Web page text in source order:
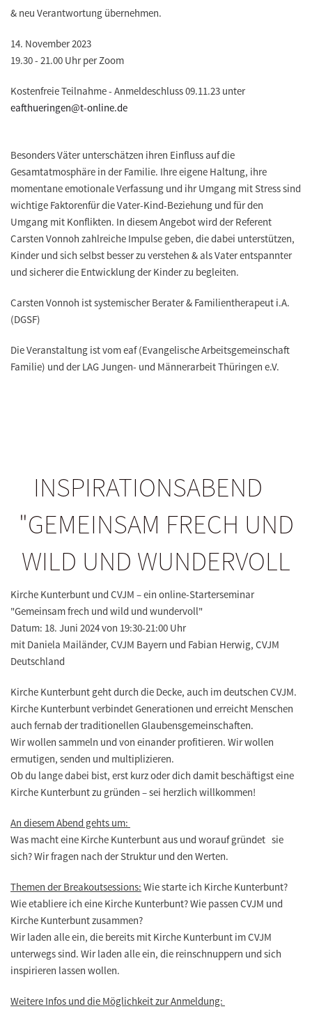
& neu Verantwortung übernehmen.
14. November 2023
19.30 - 21.00 Uhr per Zoom
Kostenfreie Teilnahme - Anmeldeschluss 09.11.23 unter
eafthueringen@t-online.de
Besonders Väter unterschätzen ihren Einfluss auf die
Gesamtatmosphäre in der Familie. Ihre eigene Haltung, ihre
momentane emotionale Verfassung und ihr Umgang mit Stress sind
wichtige Faktorenfür die Vater-Kind-Beziehung und für den
Umgang mit Konflikten. In diesem Angebot wird der Referent
Carsten Vonnoh zahlreiche Impulse geben, die dabei unterstützen,
Kinder und sich selbst besser zu verstehen & als Vater entspannter
und sicherer die Entwicklung der Kinder zu begleiten.
Carsten Vonnoh ist systemischer Berater & Familientherapeut i.A.
(DGSF)
Die Veranstaltung ist vom eaf (Evangelische Arbeitsgemeinschaft
Familie) und der LAG Jungen- und Männerarbeit Thüringen e.V.
INSPIRATIONSABEND
"GEMEINSAM FRECH UND
WILD UND WUNDERVOLL
Kirche Kunterbunt und CVJM – ein online-Starterseminar
"Gemeinsam frech und wild und wundervoll"
Datum: 18. Juni 2024 von 19:30-21:00 Uhr
mit Daniela Mailänder, CVJM Bayern und Fabian Herwig, CVJM
Deutschland
Kirche Kunterbunt geht durch die Decke, auch im deutschen CVJM.
Kirche Kunterbunt verbindet Generationen und erreicht Menschen
auch fernab der traditionellen Glaubensgemeinschaften.
Wir wollen sammeln und von einander profitieren. Wir wollen
ermutigen, senden und multiplizieren.
Ob du lange dabei bist, erst kurz oder dich damit beschäftigst eine
Kirche Kunterbunt zu gründen – sei herzlich willkommen!
An diesem Abend gehts um:
Was macht eine Kirche Kunterbunt aus und worauf gründet sie
sich? Wir fragen nach der Struktur und den Werten.
Themen der Breakoutsessions: Wie starte ich Kirche Kunterbunt?
Wie etabliere ich eine Kirche Kunterbunt? Wie passen CVJM und
Kirche Kunterbunt zusammen?
Wir laden alle ein, die bereits mit Kirche Kunterbunt im CVJM
unterwegs sind. Wir laden alle ein, die reinschnuppern und sich
inspirieren lassen wollen.
Weitere Infos und die Möglichkeit zur Anmeldung: